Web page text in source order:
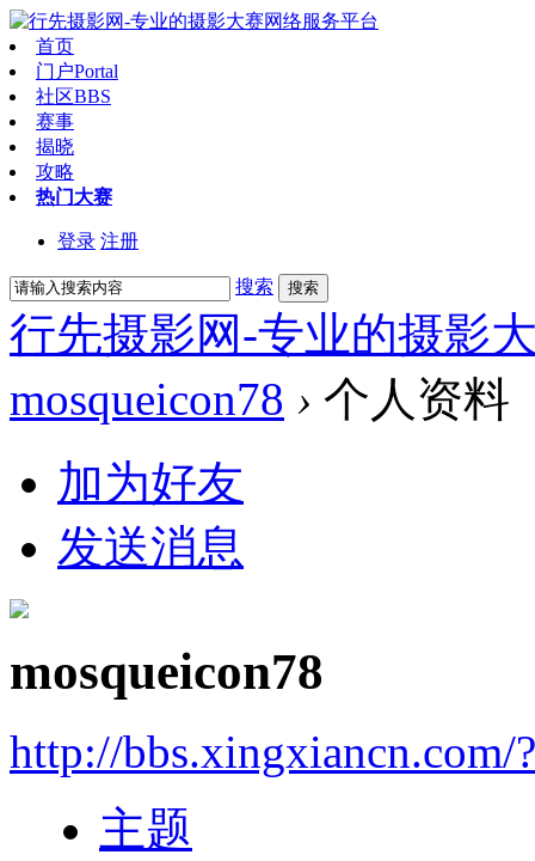
首页
门户Portal
社区BBS
赛事
揭晓
攻略
热门大赛
登录 注册
搜索 搜索
行先摄影网-专业的摄影
mosqueicon78 › 个人资料
加为好友
发送消息
mosqueicon78
http://bbs.xingxiancn.com/
主题